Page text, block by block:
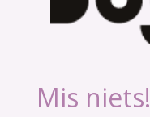
Mis niets!